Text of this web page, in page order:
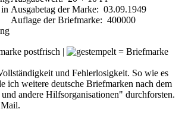
Ausgabetag der Marke: 03.09.1949
Auflage der Briefmarke: 400000
postfrisch |
= Briefmarke
und Fehlerlosigkeit. So wie es
ich weitere deutsche Briefmarken nach dem
andere Hilfsorganisationen" durchforsten.